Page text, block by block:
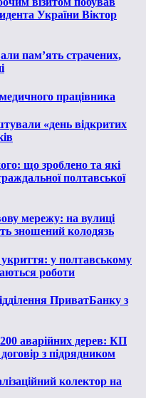
України Віктор
пам’ять страчених,
працівника
«день відкритих
що зроблено та які
полтавської
мережу: на вулиці
зношений колодязь
укриття: у полтавському
роботи
ПриватБанку з
аварійних дерев: КП
з підрядником
колектор на